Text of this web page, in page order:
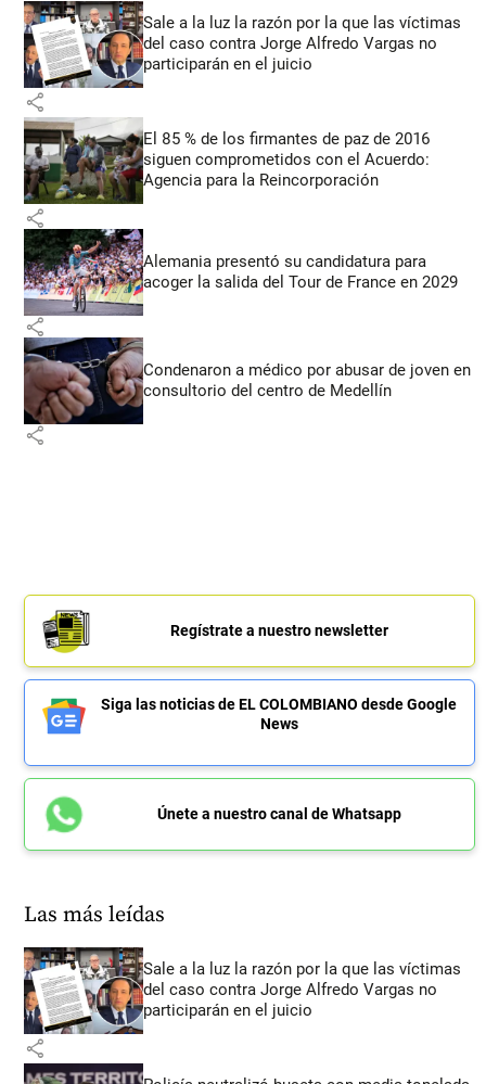
Sale a la luz la razón por la que las víctimas
del caso contra Jorge Alfredo Vargas no
participarán en el juicio
share
El 85 % de los firmantes de paz de 2016
siguen comprometidos con el Acuerdo:
Agencia para la Reincorporación
share
Alemania presentó su candidatura para
acoger la salida del Tour de France en 2029
share
Condenaron a médico por abusar de joven en
consultorio del centro de Medellín
share
Regístrate a nuestro newsletter
Siga las noticias de EL COLOMBIANO desde Google
News
Únete a nuestro canal de Whatsapp
Las más leídas
Sale a la luz la razón por la que las víctimas
del caso contra Jorge Alfredo Vargas no
participarán en el juicio
share